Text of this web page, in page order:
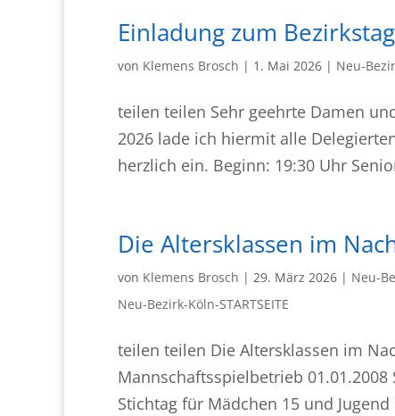
Einladung zum
von Klemens Brosch | 1. Mai 2026 | Neu-
teilen teilen Sehr geehrte Damen
2026 lade ich hiermit alle
herzlich ein. Beginn: 19:30 Uhr
Die Altersklassen im
von Klemens Brosch | 29. März 2026 | Neu-
Neu-Bezirk-Köln-STARTSEITE
teilen teilen Die Altersklassen im
Mannschaftsspielbetrieb 01.01.2008
Stichtag für Mädchen 15 und